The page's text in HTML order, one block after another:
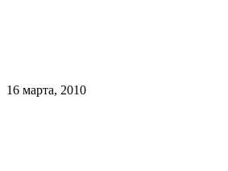
16 марта, 2010